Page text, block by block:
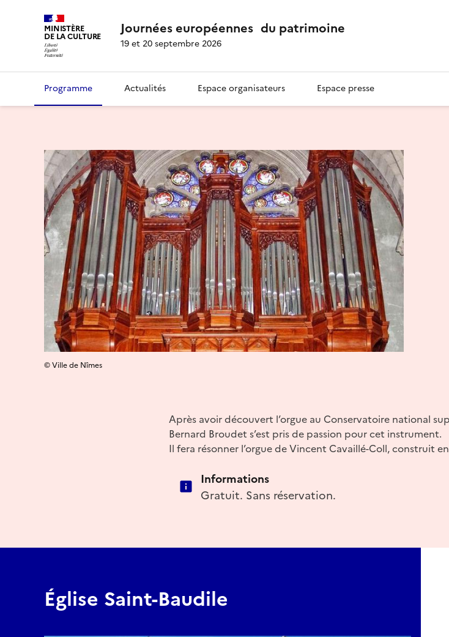
MINISTÈRE
DE LA CULTURE Journées européennes du patrimoine
19 et 20 septembre 2026
Programme Actualités Espace organisateurs Espace presse
© Ville de Nîmes
Après avoir découvert l’orgue au Conservatoire national
Bernard Broudet s’est pris de passion pour cet instrument.
Il fera résonner l’orgue de Vincent Cavaillé-Coll, construit en
Informations
Gratuit. Sans réservation.
Église Saint-Baudile